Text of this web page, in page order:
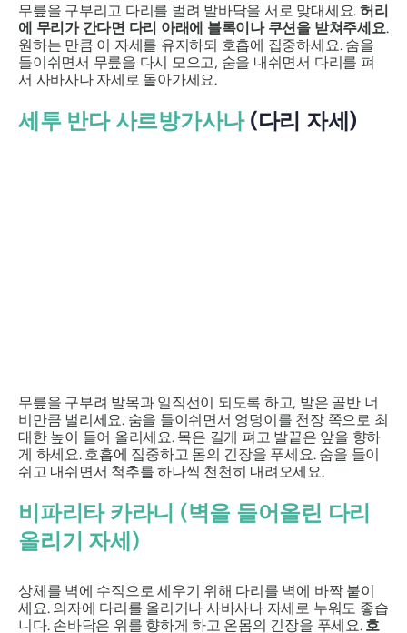
무릎을 구부리고 다리를 벌려 발바닥을 서로 맞대세요. 허리
에 무리가 간다면 다리 아래에 블록이나 쿠션을 받쳐주세요.
원하는 만큼 이 자세를 유지하되 호흡에 집중하세요. 숨을
들이쉬면서 무릎을 다시 모으고, 숨을 내쉬면서 다리를 펴
서 사바사나 자세로 돌아가세요.
세투 반다 사르방가사나(다리 자세)
무릎을 구부려 발목과 일직선이 되도록 하고, 발은 골반 너
비만큼 벌리세요. 숨을 들이쉬면서 엉덩이를 천장 쪽으로 최
대한 높이 들어 올리세요. 목은 길게 펴고 발끝은 앞을 향하
게 하세요. 호흡에 집중하고 몸의 긴장을 푸세요. 숨을 들이
쉬고 내쉬면서 척추를 하나씩 천천히 내려오세요.
비파리타 카라니 (벽을 들어올린 다리
올리기 자세)
상체를 벽에 수직으로 세우기 위해 다리를 벽에 바짝 붙이
세요. 의자에 다리를 올리거나 사바사나 자세로 누워도 좋습
니다. 손바닥은 위를 향하게 하고 온몸의 긴장을 푸세요. 호